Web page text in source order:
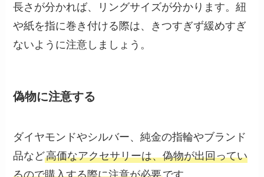
長さが分かれば、リングサイズが分かります。紐
や紙を指に巻き付ける際は、きつすぎず緩めすぎ
ないように注意しましょう。
偽物に注意する
ダイヤモンドやシルバー、純金の指輪やブランド
品など高価なアクセサリーは、偽物が出回ってい